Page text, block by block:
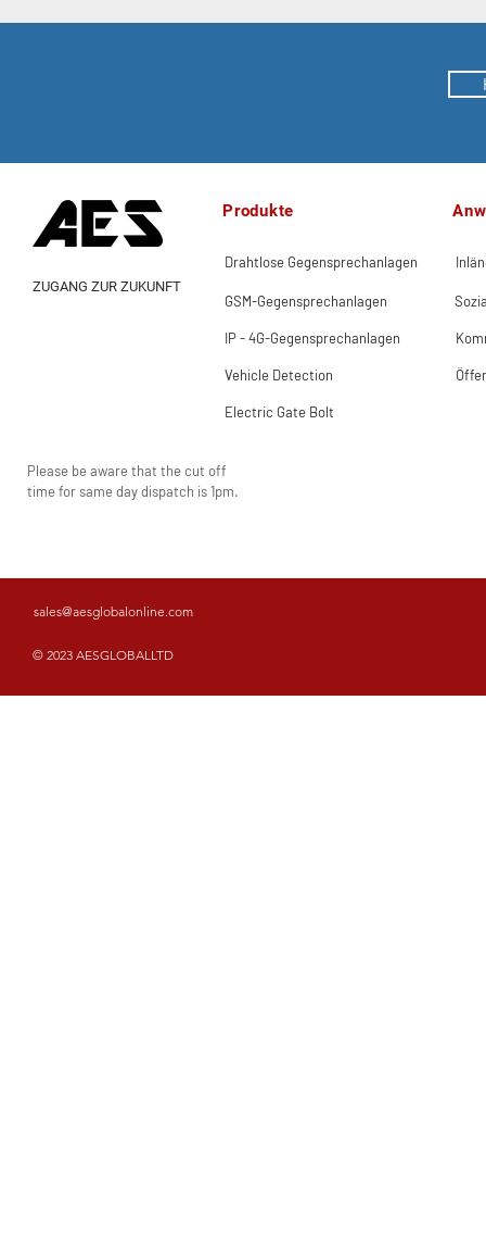
Produkte
Drahtlose Gegensprechanlagen
ZUGANG ZUR ZUKUNFT
GSM-Gegensprechanlagen
IP - 4G-Gegensprechanlagen
Vehicle Detection
Electric Gate Bolt
Please be aware that the cut off
time for same day dispatch is 1pm.
sales@aesglobalonline.com
© 2023 AESGLOBALLTD